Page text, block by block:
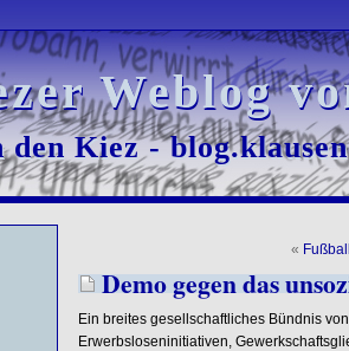
Weblog
Weblog
den Kiez -
den Kiez -
«
Demo gegen das
Ein breites gesellschaftliches Bündnis
Erwerbsloseninitiativen,